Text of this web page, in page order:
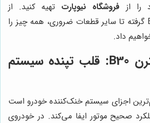
را از فروشگاه نیوپارت تهیه کنید. از
ترموستات بسترن B30 گرفته تا سایر قطعات ضروری، همه چیز را
داد.
ترموستات بسترن B30: قلب تپنده سیستم
اجزای سیستم خنک‌کننده خودرو است
صحیح موتور ایفا می‌کند. در خودروی